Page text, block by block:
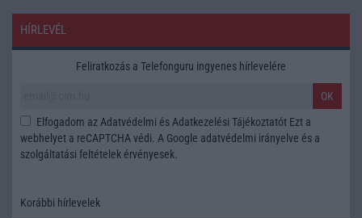
HÍRLEVÉL
Feliratkozás a Telefonguru ingyenes hírlevelére
OK
Elfogadom az Adatvédelmi és Adatkezelési Tájékoztatót Ezt a
webhelyet a reCAPTCHA védi. A Google adatvédelmi irányelve és a
szolgáltatási feltételek érvényesek.
Korábbi hírlevelek